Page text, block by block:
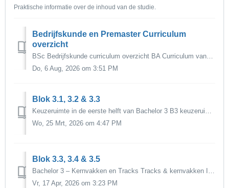
Praktische informatie over de inhoud van de studie.
Bedrijfskunde en Premaster Curriculum
overzicht
BSc Bedrijfskunde curriculum overzicht BA Curriculum vanaf 2026-2027 BA Curriculum vanaf 2025-2026 BA Curriculum vanaf cohort 2024-2025 BA Cur...
Do, 6 Aug, 2026 om 3:51 PM
Blok 3.1, 3.2 & 3.3
Keuzeruimte in de eerste helft van Bachelor 3 B3 keuzeruimte In de eerste helft van Bachelor 3 stel je zelf een programma samen van in totaal 30 EC. Je ...
Wo, 25 Mrt, 2026 om 4:47 PM
Blok 3.3, 3.4 & 3.5
Bachelor 3 – Kernvakken en Tracks Tracks & kernvakken In de tweede helft van Bachelor 3 volg je drie kernvakken en een van de drie Tracks (in blokke...
Vr, 17 Apr, 2026 om 3:23 PM